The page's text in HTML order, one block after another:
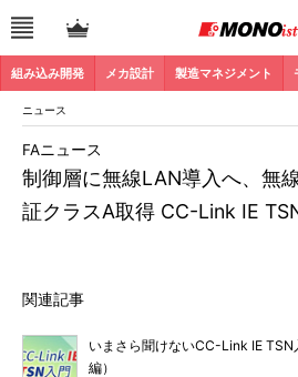
組み込み開発 メカ設計 製造マネジメント
ニュース
制御層に無線LAN導入へ、無
証クラスA取得 CC-Link IE
FAニュース
関連記事
いまさら聞けないCC-Link IE TSN
編）